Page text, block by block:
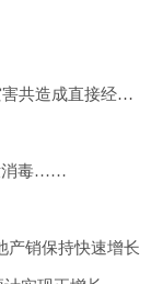
【全球新视野】自然资源部：2022年海洋灾害共造成直接经济损失24.1亿元
消毒……
产销保持快速增长